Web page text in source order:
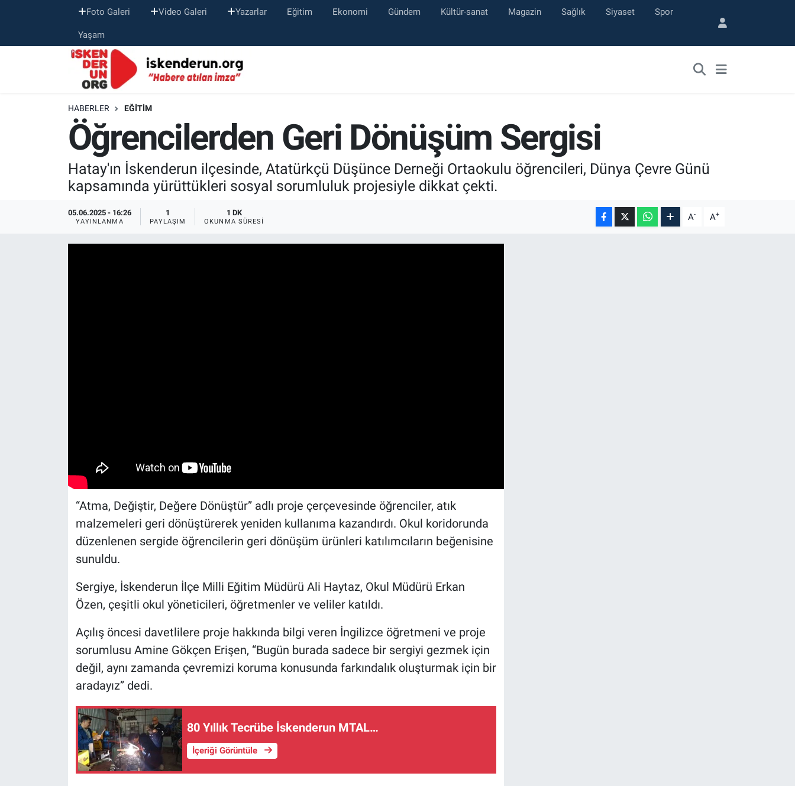
Foto Galeri Video Galeri Yazarlar Eğitim Ekonomi Gündem Kültür-sanat Magazin Sağlık Siyaset Spor
Yaşam
HABERLER EĞITIM
Öğrencilerden Geri Dönüşüm Sergisi
Hatay'ın İskenderun ilçesinde, Atatürkçü Düşünce Derneği Ortaokulu öğrencileri, Dünya Çevre Günü
kapsamında yürüttükleri sosyal sorumluluk projesiyle dikkat çekti.
05.06.2025 - 16:26
YAYINLANMA
1
PAYLAŞIM
1 DK
OKUNMA SÜRESI A- A+
“Atma, Değiştir, Değere Dönüştür” adlı proje çerçevesinde öğrenciler, atık
malzemeleri geri dönüştürerek yeniden kullanıma kazandırdı. Okul koridorunda
düzenlenen sergide öğrencilerin geri dönüşüm ürünleri katılımcıların beğenisine
sunuldu.
Sergiye, İskenderun İlçe Milli Eğitim Müdürü Ali Haytaz, Okul Müdürü Erkan
Özen, çeşitli okul yöneticileri, öğretmenler ve veliler katıldı.
Açılış öncesi davetlilere proje hakkında bilgi veren İngilizce öğretmeni ve proje
sorumlusu Amine Gökçen Erişen, “Bugün burada sadece bir sergiyi gezmek için
değil, aynı zamanda çevremizi koruma konusunda farkındalık oluşturmak için bir
aradayız” dedi.
80 Yıllık Tecrübe İskenderun MTAL…
İçeriği Görüntüle